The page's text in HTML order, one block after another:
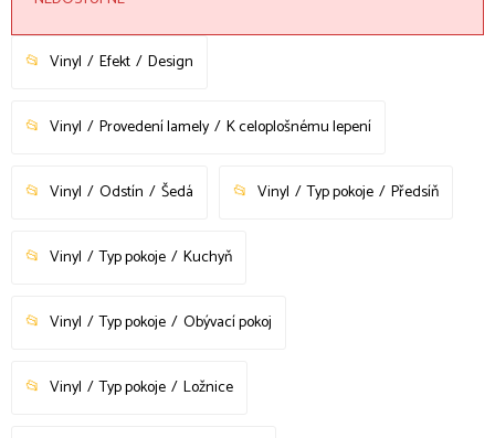
Vinyl Efekt Design
Vinyl Provedení lamely K celoplošnému lepení
Vinyl Odstín Šedá Vinyl Typ pokoje Předsíň
Vinyl Typ pokoje Kuchyň
Vinyl Typ pokoje Obývací pokoj
Vinyl Typ pokoje Ložnice